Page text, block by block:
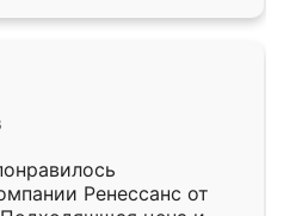
Ренессанс от